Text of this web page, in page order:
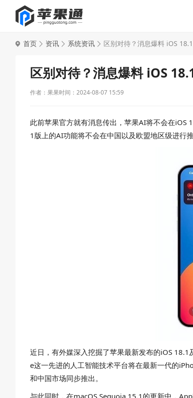
首页 资讯 系统资讯 区别对待？消息爆料 iOS
区别对待？消息爆料 iOS
作者：果果时间：2024-08-07 15:59
此前苹果官方就有消息传出，苹果AI将不会在iOS
1版上的AI功能将不会在中国以及欧盟地区级进行
近日，有外媒深入挖掘了苹果最新发布的iOS
e这一先进的人工智能技术平台将在最新一代的
和中国市场同步推出。
与此同时，在macOS Sequoia 15.1的更新中，